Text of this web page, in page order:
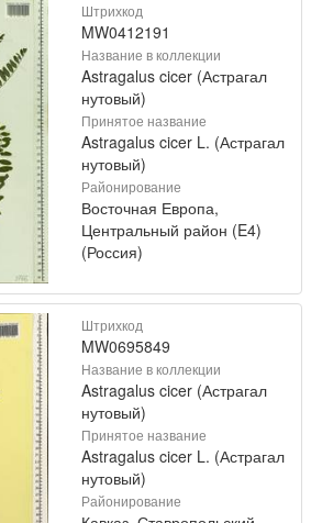
Штрихкод
MW0412191
Название в коллекции
Astragalus cicer (Астрагал
нутовый)
Принятое название
Astragalus cicer L. (Астрагал
нутовый)
Районирование
Восточная Европа,
Центральный район (E4)
(Россия)
Штрихкод
MW0695849
Название в коллекции
Astragalus cicer (Астрагал
нутовый)
Принятое название
Astragalus cicer L. (Астрагал
нутовый)
Районирование